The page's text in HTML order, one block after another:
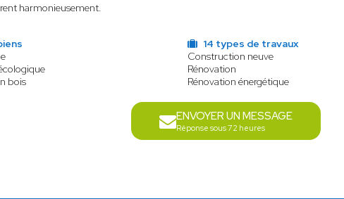
harmonieusement.
bois
14 types de travaux
Construction neuve
Rénovation
Rénovation énergétique
ENVOYER UN MESSAGE
Réponse sous 72 heures